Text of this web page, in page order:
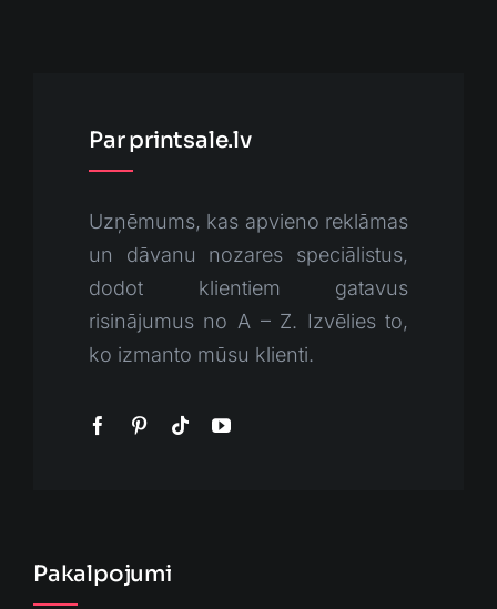
Par printsale.lv
Uzņēmums, kas apvieno reklāmas
un dāvanu nozares speciālistus,
dodot klientiem gatavus
risinājumus no A – Z. Izvēlies to,
ko izmanto mūsu klienti.
Pakalpojumi